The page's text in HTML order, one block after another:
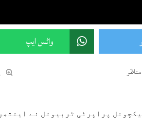
واٹس ایپ
پراپرٹی ٹربیونل نے اینتھر